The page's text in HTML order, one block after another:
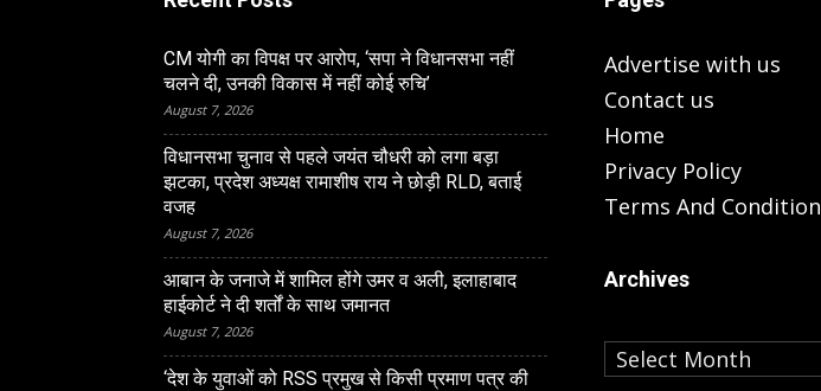
CM योगी का विपक्ष पर आरोप, ‘सपा ने विधानसभा नहीं
चलने दी, उनकी विकास में नहीं कोई रुचि’
August 7, 2026
विधानसभा चुनाव से पहले जयंत चौधरी को लगा बड़ा
झटका, प्रदेश अध्यक्ष रामाशीष राय ने छोड़ी RLD, बताई
वजह
August 7, 2026
आबान के जनाजे में शामिल होंगे उमर व अली, इलाहाबाद
हाईकोर्ट ने दी शर्तों के साथ जमानत
August 7, 2026
‘देश के युवाओं को RSS प्रमुख से किसी प्रमाण पत्र की
Advertise with us
Contact us
Home
Privacy Policy
Terms And Condition
Archives
Archives
CM योगी का विपक्ष पर आरोप, ‘सपा ने
LUCKNOW
BSP विधायक के अंतिम